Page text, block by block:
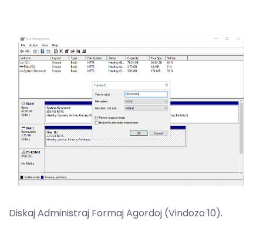
Diskaj Administraj Formaj Agordoj (Vindozo 10).